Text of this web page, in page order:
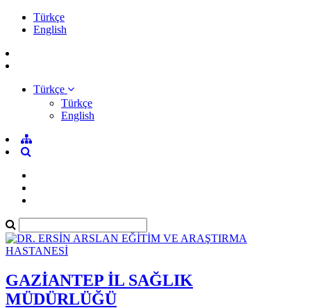
Türkçe
English
Türkçe
Türkçe
English
GAZİANTEP İL SAĞLIK
MÜDÜRLÜĞÜ